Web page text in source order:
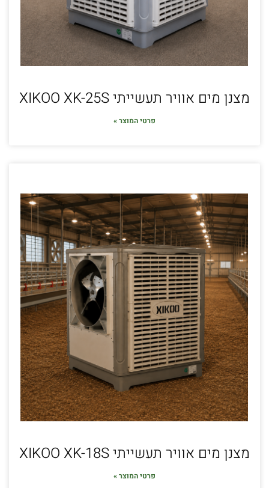
מצנן מים אוויר תעשייתי XIKOO XK-25S
פרטי המוצר »
מצנן מים אוויר תעשייתי XIKOO XK-18S
פרטי המוצר »